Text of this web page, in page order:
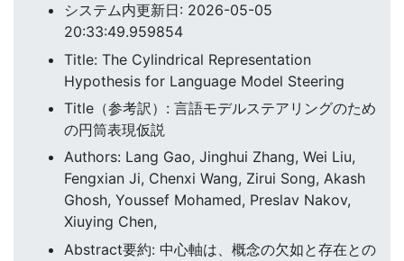
システム内更新日: 2026-05-05
20:33:49.959854
Title: The Cylindrical Representation
Hypothesis for Language Model Steering
Title（参考訳）: 言語モデルステアリングのため
の円筒表現仮説
Authors: Lang Gao, Jinghui Zhang, Wei Liu,
Fengxian Ji, Chenxi Wang, Zirui Song, Akash
Ghosh, Youssef Mohamed, Preslav Nakov,
Xiuying Chen,
Abstract要約: 中心軸は、概念の欠如と存在との